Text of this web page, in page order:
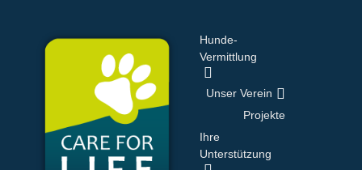
Hunde-
Vermittlung
Unser Verein
Projekte
Ihre
Unterstützung